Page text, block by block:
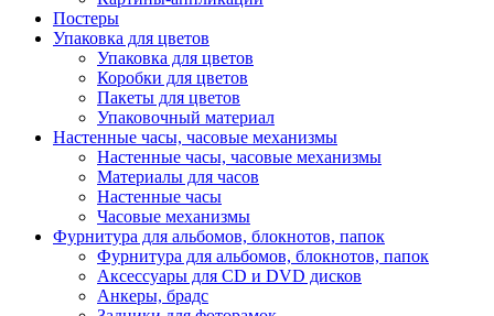
Постеры
Упаковка для цветов
Упаковка для цветов
Коробки для цветов
Пакеты для цветов
Упаковочный материал
Настенные часы, часовые механизмы
Настенные часы, часовые механизмы
Материалы для часов
Настенные часы
Часовые механизмы
Фурнитура для альбомов, блокнотов, папок
Фурнитура для альбомов, блокнотов, папок
Аксессуары для CD и DVD дисков
Анкеры, брадс